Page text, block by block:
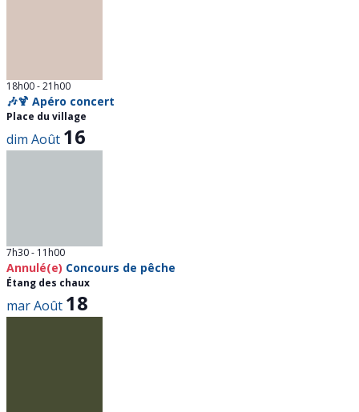
18h00-21h00
🎶🍹 Apéro concert
Place du village
dim Août 16
7h30- 11h00
Annulé(e) Concours de pêche
Étang des chaux
marAoût 18